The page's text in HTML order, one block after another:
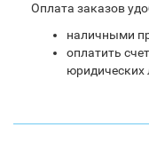
Оплата заказов
наличными
оплатить
юридических